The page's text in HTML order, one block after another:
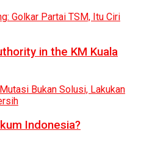
in the KM Kuala
Indonesia?